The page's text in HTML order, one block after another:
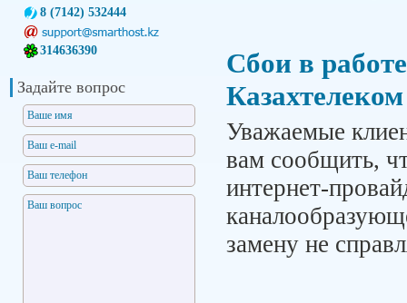
8 (7142) 532444
314636390
Задайте вопрос
Сбои в
Казахтелеком
Уважаемые
вам сообщить,
интернет-
замену не